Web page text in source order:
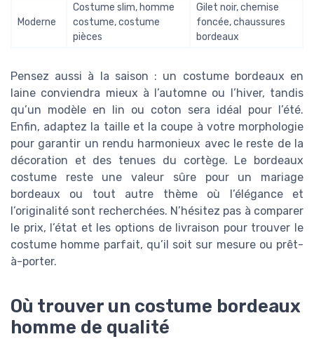
Moderne
Costume slim, homme
costume, costume
pièces
Gilet noir, chemise
foncée, chaussures
bordeaux
Pensez aussi à la saison : un costume bordeaux en
laine conviendra mieux à l’automne ou l’hiver, tandis
qu’un modèle en lin ou coton sera idéal pour l’été.
Enfin, adaptez la taille et la coupe à votre morphologie
pour garantir un rendu harmonieux avec le reste de la
décoration et des tenues du cortège. Le bordeaux
costume reste une valeur sûre pour un mariage
bordeaux ou tout autre thème où l’élégance et
l’originalité sont recherchées. N’hésitez pas à comparer
le prix, l’état et les options de livraison pour trouver le
costume homme parfait, qu’il soit sur mesure ou prêt-
à-porter.
Où trouver un costume bordeaux
homme de qualité